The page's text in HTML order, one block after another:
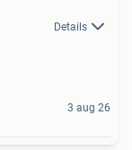
Details
3 aug 26